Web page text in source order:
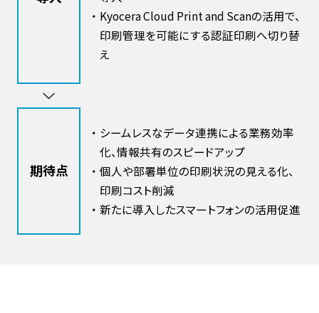
・ Kyocera Cloud Print and Scanの活用で、
印刷管理を可能にする認証印刷へ切り替
え
期待点
・ シームレスなデータ連携による業務効率
化、情報共有のスピードアップ
・ 個人や部署単位の印刷状況の見える化、
印刷コスト削減
・ 新たに導入したスマートフォンの活用促進